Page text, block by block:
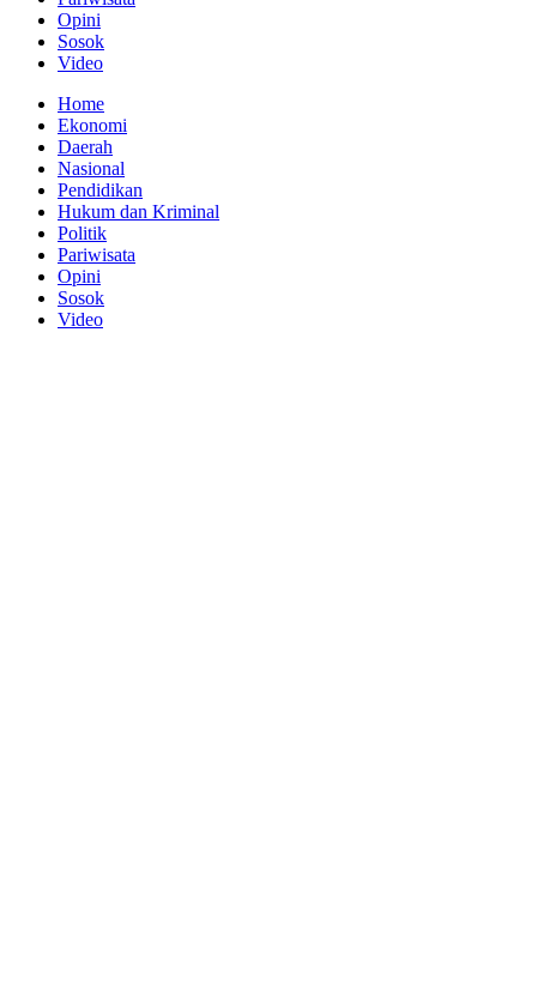
Opini
Sosok
Video
Home
Ekonomi
Daerah
Nasional
Pendidikan
Hukum dan Kriminal
Politik
Pariwisata
Opini
Sosok
Video